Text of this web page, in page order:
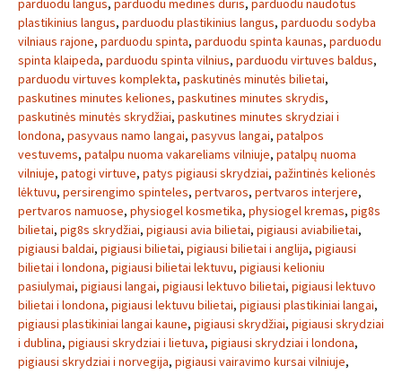
parduodu langus, parduodu medines duris, parduodu naudotus
plastikinius langus, parduodu plastikinius langus, parduodu sodyba
vilniaus rajone, parduodu spinta, parduodu spinta kaunas, parduodu
spinta klaipeda, parduodu spinta vilnius, parduodu virtuves baldus,
parduodu virtuves komplekta, paskutinės minutės bilietai,
paskutines minutes keliones, paskutines minutes skrydis,
paskutinės minutės skrydžiai, paskutines minutes skrydziai i
londona, pasyvaus namo langai, pasyvus langai, patalpos
vestuvems, patalpu nuoma vakareliams vilniuje, patalpų nuoma
vilniuje, patogi virtuve, patys pigiausi skrydziai, pažintinės kelionės
lėktuvu, persirengimo spinteles, pertvaros, pertvaros interjere,
pertvaros namuose, physiogel kosmetika, physiogel kremas, pig8s
bilietai, pig8s skrydžiai, pigiausi avia bilietai, pigiausi aviabilietai,
pigiausi baldai, pigiausi bilietai, pigiausi bilietai i anglija, pigiausi
bilietai i londona, pigiausi bilietai lektuvu, pigiausi kelioniu
pasiulymai, pigiausi langai, pigiausi lektuvo bilietai, pigiausi lektuvo
bilietai i londona, pigiausi lektuvu bilietai, pigiausi plastikiniai langai,
pigiausi plastikiniai langai kaune, pigiausi skrydžiai, pigiausi skrydziai
i dublina, pigiausi skrydziai i lietuva, pigiausi skrydziai i londona,
pigiausi skrydziai i norvegija, pigiausi vairavimo kursai vilniuje,